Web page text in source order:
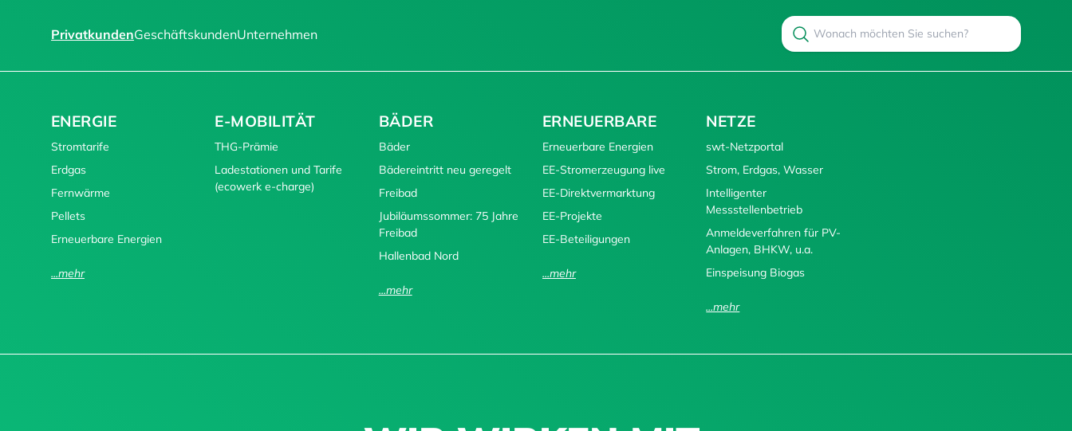
PrivatkundenGeschäftskundenUnternehmen
Search
ENERGIE
Stromtarife
Erdgas
Fernwärme
Pellets
Erneuerbare Energien
...mehr
E-MOBILITÄT
THG-Prämie
Ladestationen und Tarife
(ecowerk e-charge)
BÄDER
Bäder
Bädereintritt neu geregelt
Freibad
Jubiläumssommer: 75 Jahre
Freibad
Hallenbad Nord
...mehr
ERNEUERBARE
Erneuerbare Energien
EE-Stromerzeugung live
EE-Direktvermarktung
EE-Projekte
EE-Beteiligungen
...mehr
NETZE
swt-Netzportal
Strom, Erdgas, Wasser
Intelligenter
Messstellenbetrieb
Anmeldeverfahren für PV-
Anlagen, BHKW, u.a.
Einspeisung Biogas
...mehr